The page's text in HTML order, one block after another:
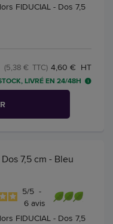
FIDUCIAL - Dos 7,5
4,60 € HT
(5,38 € TTC)
LIVRÉ EN 24/48H
7,5 cm - Bleu
5/5 -
6 avis
FIDUCIAL - Dos 7,5